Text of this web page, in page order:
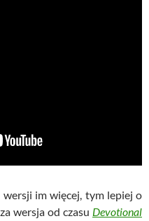
im więcej, tym lepiej o
wersja od czasu Devotional